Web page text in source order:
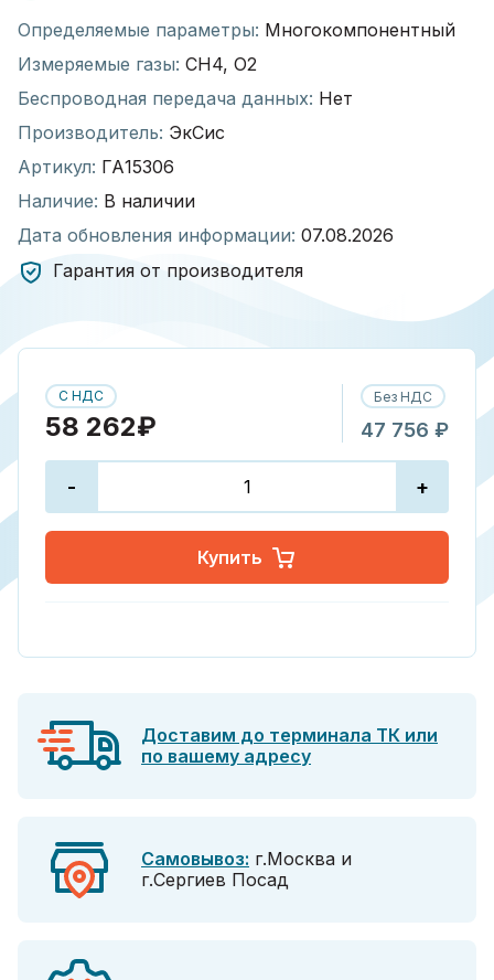
Определяемые параметры: Многокомпонентный
Измеряемые газы: CH4, O2
Беспроводная передача данных: Нет
Производитель: ЭкСис
Артикул: ГА15306
Наличие: В наличии
Дата обновления информации: 07.08.2026
Гарантия от производителя
С НДС
58 262₽
Без НДС
47 756 ₽
- +
Купить
Доставим до терминала ТК или
по вашему адресу
Самовывоз: г.Москва и
г.Сергиев Посад